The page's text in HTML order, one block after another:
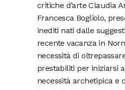
critiche d’arte Claudia
Francesca Bogliolo,
inediti nati dalle
recente vacanza in
necessità di
prestabiliti per iniziarsi
necessità archetipica e